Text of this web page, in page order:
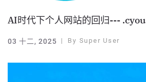
AI时代下个人网站的回归--- .cyou
03 十二, 2025 By Super User